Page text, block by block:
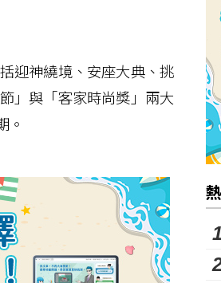
迎神繞境、安座大典、挑
」與「客家時尚獎」兩大
。